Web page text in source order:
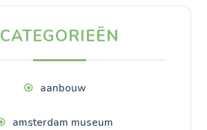
CATEGORIEËN
aanbouw
amsterdam museum